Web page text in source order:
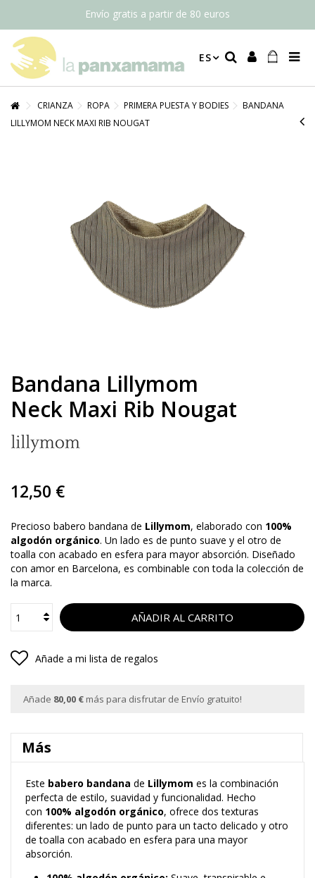
Envío gratis a partir de 80 euros
ES
CRIANZA ROPA PRIMERA PUESTA Y BODIES
BANDANA
LILLYMOM NECK MAXI RIB NOUGAT
Bandana Lillymom
Neck Maxi Rib Nougat
12,50 €
Precioso babero bandana de Lillymom, elaborado con 100%
algodón orgánico. Un lado es de punto suave y el otro de
toalla con acabado en esfera para mayor absorción. Diseñado
con amor en Barcelona, es combinable con toda la colección de
la marca.
AÑADIR AL CARRITO
Añade a mi lista de regalos
Añade 80,00 € más para disfrutar de Envío gratuito!
Más
Este babero bandana de Lillymom es la combinación
perfecta de estilo, suavidad y funcionalidad. Hecho
con 100% algodón orgánico, ofrece dos texturas
diferentes: un lado de punto para un tacto delicado y otro
de toalla con acabado en esfera para una mayor
absorción.